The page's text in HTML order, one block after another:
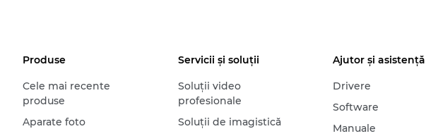
Produse
Cele mai recente
produse
Aparate foto
Servicii şi soluţii
Soluţii video
profesionale
Soluţii de imagistică
Ajutor şi asistenţă
Drivere
Software
Manuale